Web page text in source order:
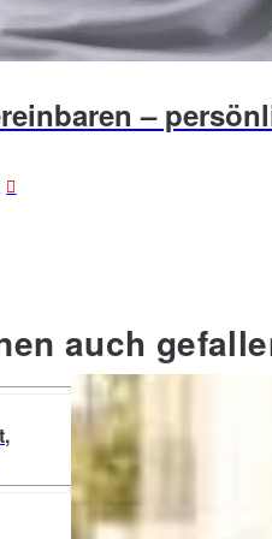
–
auch
Familienbett Stellan,
Breite ca. 240 cm
1.199,00 €